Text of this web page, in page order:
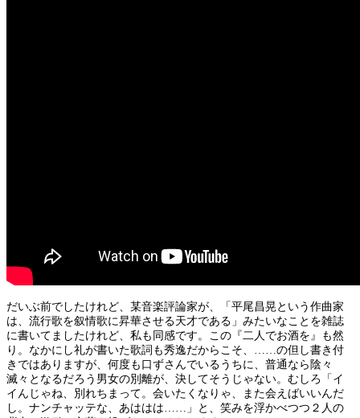
だいぶ前でしたけれど、某音楽評論家が、「平尾昌晃という作曲家
は、流行歌を叙情歌に昇華させる天才である」みたいなことを雑誌
に書いてましたけれど、私も同感です。この『二人でお酒を』も然
り。なかにし礼が書いた歌詞も秀逸だからこそ、……の但し書き付
きではありますが、何度も口ずさんでいるうちに、普通なら陰々
滅々となるだろう男女の別離が、決してそうじゃない。むしろ「イ
イんじゃね、別れちまって。会いたくなりゃ、また会えばいいんだ
し。ナンチャッテな、あははは……」と、笑みを浮かべつつ２人の